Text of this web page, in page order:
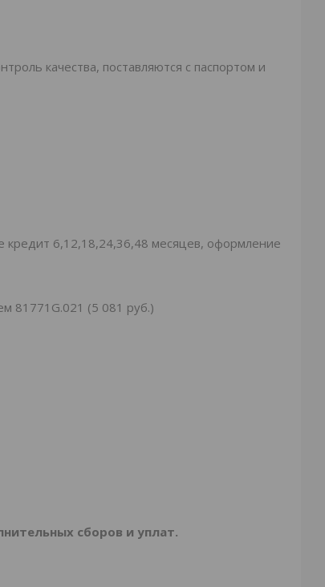
качества, поставляются с паспортом и
кредит 6,12,18,24,36,48 месяцев, оформление
81771G.021 (5 081 руб.)
сборов и уплат.